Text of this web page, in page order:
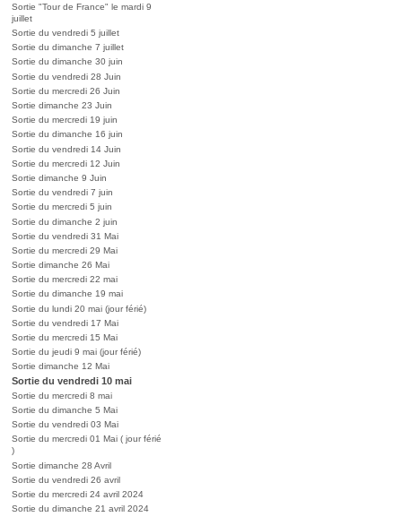
Sortie "Tour de France" le mardi 9
juillet
Sortie du vendredi 5 juillet
Sortie du dimanche 7 juillet
Sortie du dimanche 30 juin
Sortie du vendredi 28 Juin
Sortie du mercredi 26 Juin
Sortie dimanche 23 Juin
Sortie du mercredi 19 juin
Sortie du dimanche 16 juin
Sortie du vendredi 14 Juin
Sortie du mercredi 12 Juin
Sortie dimanche 9 Juin
Sortie du vendredi 7 juin
Sortie du mercredi 5 juin
Sortie du dimanche 2 juin
Sortie du vendredi 31 Mai
Sortie du mercredi 29 Mai
Sortie dimanche 26 Mai
Sortie du mercredi 22 mai
Sortie du dimanche 19 mai
Sortie du lundi 20 mai (jour férié)
Sortie du vendredi 17 Mai
Sortie du mercredi 15 Mai
Sortie du jeudi 9 mai (jour férié)
Sortie dimanche 12 Mai
Sortie du vendredi 10 mai
Sortie du mercredi 8 mai
Sortie du dimanche 5 Mai
Sortie du vendredi 03 Mai
Sortie du mercredi 01 Mai ( jour férié
)
Sortie dimanche 28 Avril
Sortie du vendredi 26 avril
Sortie du mercredi 24 avril 2024
Sortie du dimanche 21 avril 2024